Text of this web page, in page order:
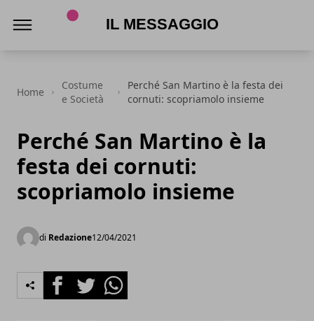
Home
Costume
e Società
Perché San Martino è la festa dei
cornuti: scopriamolo insieme
Perché San Martino è la
festa dei cornuti:
scopriamolo insieme
di Redazione12/04/2021
FacebookTwitterWhatsapp